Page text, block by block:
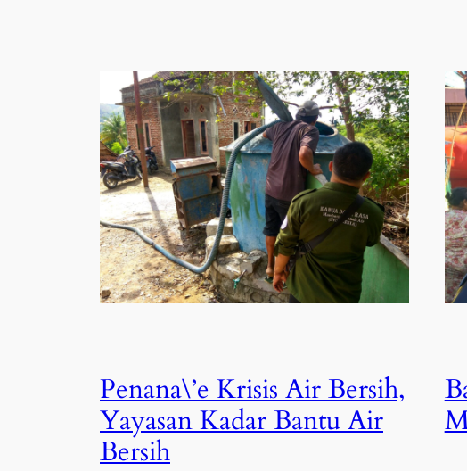
Penana\’e Krisis Air Bersih,
Yayasan Kadar Bantu Air
Bersih